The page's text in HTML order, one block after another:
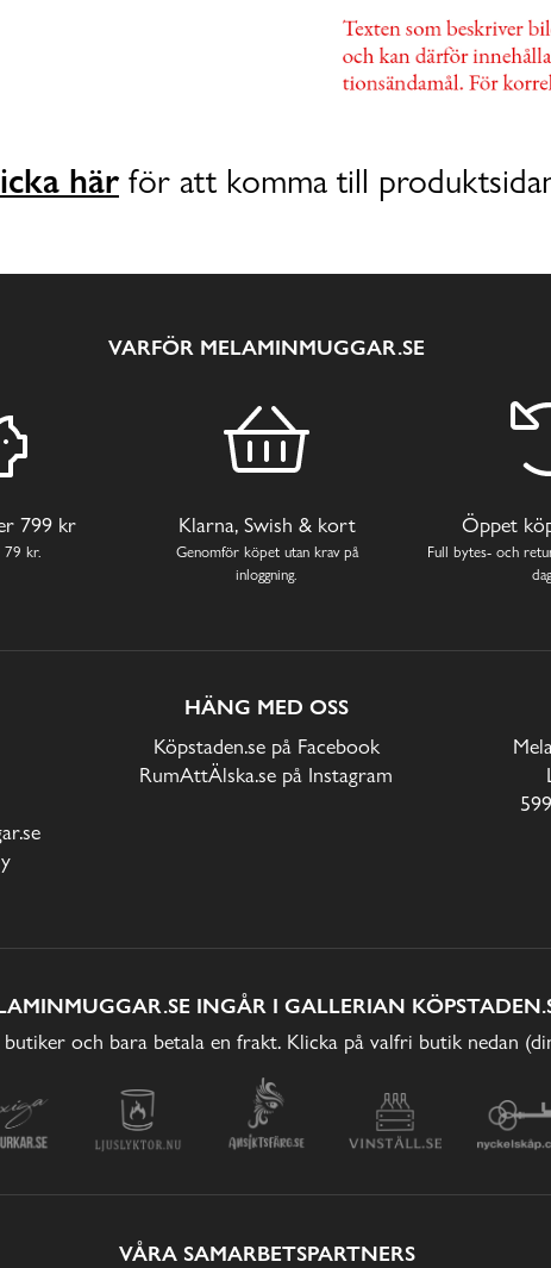
här för att komma till
VARFÖR MELAMINMUGGAR.SE
799 kr
79 kr.
Klarna, Swish & kort
Genomför köpet utan krav på
inloggning.
Öppet
Full bytes- och
HÄNG MED OSS
Köpstaden.se på Facebook
RumAttÄlska.se på Instagram
INGÅR I GALLERIAN
och bara betala en frakt. Klicka på valfri butik nedan
VÅRA SAMARBETSPARTNERS